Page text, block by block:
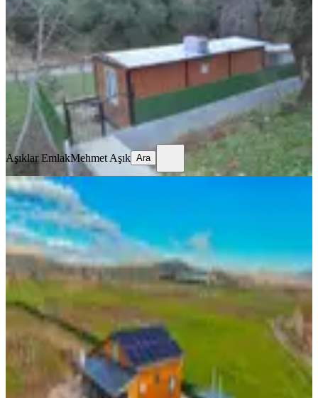
Balıkesir, Havran
1+1· ·06.02.2026
2.500.000 ₺
Aşıklar EmlakMehmet Aşık
Ara
Aşıklar EmlakMehmet Aşık Ara
SIFIR BİNA
Ahşap Çiftlik Evi Ve Meyve Bahçesi
Balıkesir, İvrindi
3+2·140 m²·20.01.2026
18.000.000 ₺
Century21 Loca hüseyin özefe